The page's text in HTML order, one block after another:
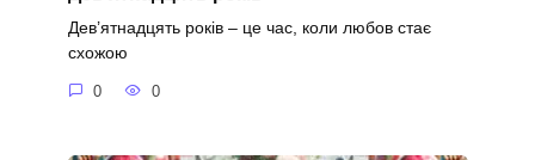
Дев’ятнадцять років – це час, коли любов стає
схожою
0 0